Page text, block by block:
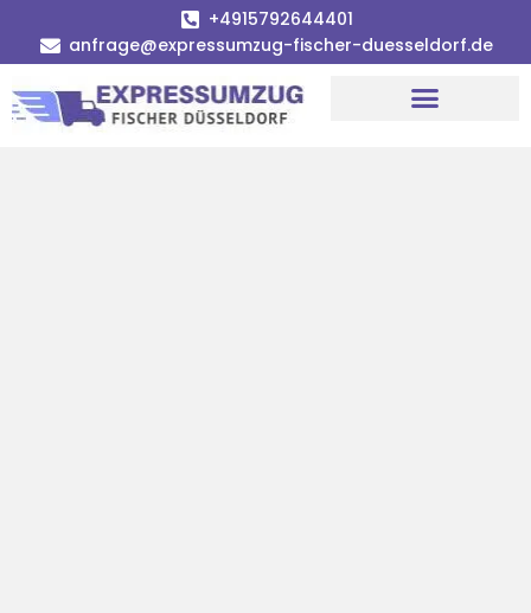
+4915792644401
anfrage@expressumzug-fischer-duesseldorf.de